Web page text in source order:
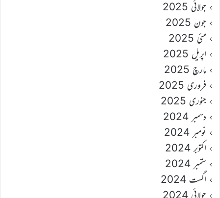
جولائی 2025
جون 2025
مئی 2025
اپریل 2025
مارچ 2025
فروری 2025
جنوری 2025
دسمبر 2024
نومبر 2024
اکتوبر 2024
ستمبر 2024
اگست 2024
جولائی 2024